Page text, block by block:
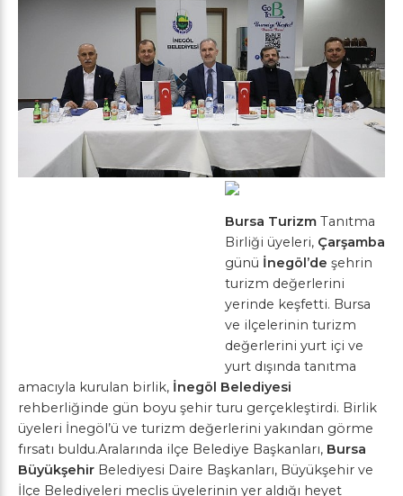
Bursa Turizm Tanıtma
Birliği üyeleri, Çarşamba
günü İnegöl’de şehrin
turizm değerlerini
yerinde keşfetti. Bursa
ve ilçelerinin turizm
değerlerini yurt içi ve
yurt dışında tanıtma
amacıyla kurulan birlik, İnegöl Belediyesi
rehberliğinde gün boyu şehir turu gerçekleştirdi. Birlik
üyeleri İnegöl’ü ve turizm değerlerini yakından görme
fırsatı buldu.Aralarında ilçe Belediye Başkanları, Bursa
Büyükşehir Belediyesi Daire Başkanları, Büyükşehir ve
İlçe Belediyeleri meclis üyelerinin yer aldığı heyet